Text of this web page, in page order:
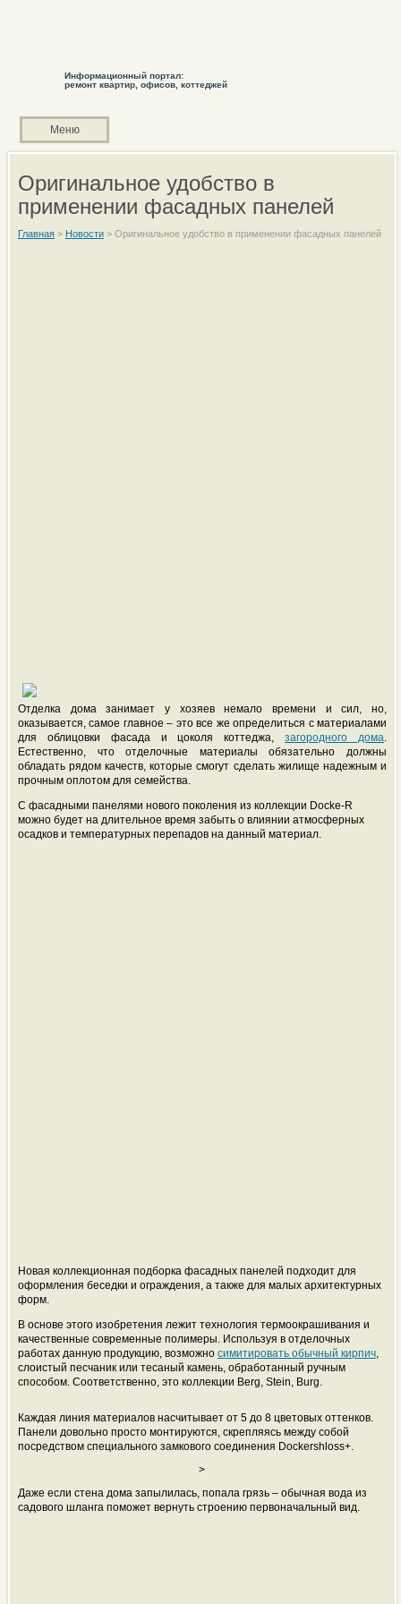
Информационный портал:
ремонт квартир, офисов, коттеджей
Меню
Оригинальное удобство в
применении фасадных панелей
Главная> Новости> Оригинальное удобство в применении фасадных панелей
Отделка дома занимает у хозяев немало времени и сил, но,
оказывается, самое главное – это все же определиться с материалами
для облицовки фасада и цоколя коттеджа,загородного дома.
Естественно, что отделочные материалы обязательно должны
обладать рядом качеств, которые смогут сделать жилище надежным и
прочным оплотом для семейства.
С фасадными панелями нового поколения из коллекции Docke-R
можно будет на длительное время забыть о влиянии атмосферных
осадков и температурных перепадов на данный материал.
Новая коллекционная подборка фасадных панелей подходит для
оформления беседки и ограждения, а также для малых архитектурных
форм.
В основе этого изобретения лежит технология термоокрашивания и
качественные современные полимеры. Используя в отделочных
работах данную продукцию, возможно симитировать обычный кирпич,
слоистый песчаник или тесаный камень, обработанный ручным
способом. Соответственно, это коллекции Berg, Stein, Burg.
Каждая линия материалов насчитывает от 5 до 8 цветовых оттенков.
Панели довольно просто монтируются, скрепляясь между собой
посредством специального замкового соединения Dockershloss+.
>
Даже если стена дома запылилась, попала грязь – обычная вода из
садового шланга поможет вернуть строению первоначальный вид.